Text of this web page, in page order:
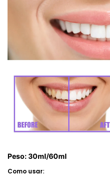
Peso: 30ml/60ml
Como usar: